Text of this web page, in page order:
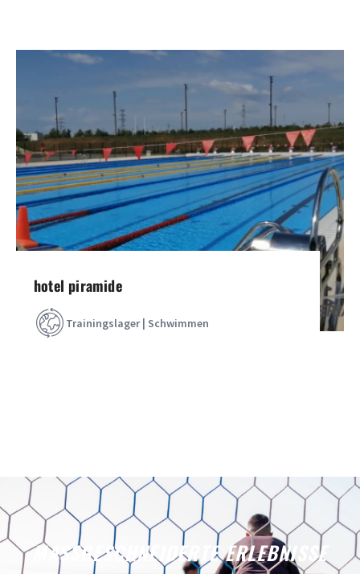
hotel piramide
Trainingslager | Schwimmen
MASSGESCHNEIDERTE ERLEBNISSE